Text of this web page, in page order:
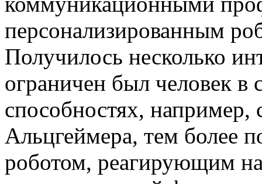
персонализированным
Получилось несколько
ограничен был человек в
способностях, например,
Альцгеймера, тем более
роботом, реагирующим